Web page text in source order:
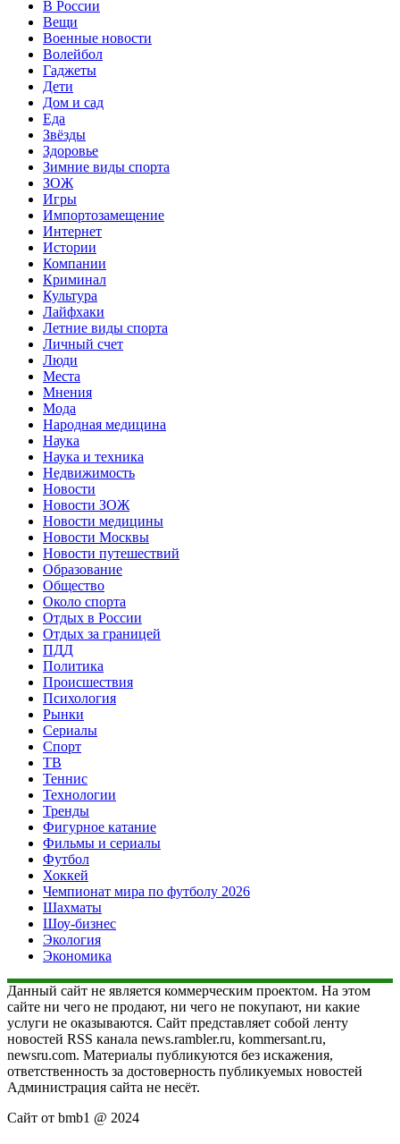
В России
Вещи
Военные новости
Волейбол
Гаджеты
Дети
Дом и сад
Еда
Звёзды
Здоровье
Зимние виды спорта
ЗОЖ
Игры
Импортозамещение
Интернет
Истории
Компании
Криминал
Культура
Лайфхаки
Летние виды спорта
Личный счет
Люди
Места
Мнения
Мода
Народная медицина
Наука
Наука и техника
Недвижимость
Новости
Новости ЗОЖ
Новости медицины
Новости Москвы
Новости путешествий
Образование
Общество
Около спорта
Отдых в России
Отдых за границей
ПДД
Политика
Происшествия
Психология
Рынки
Сериалы
Спорт
ТВ
Теннис
Технологии
Тренды
Фигурное катание
Фильмы и сериалы
Футбол
Хоккей
Чемпионат мира по футболу 2026
Шахматы
Шоу-бизнес
Экология
Экономика
Данный сайт не является коммерческим проектом. На этом
сайте ни чего не продают, ни чего не покупают, ни какие
услуги не оказываются. Сайт представляет собой ленту
новостей RSS канала news.rambler.ru, kommersant.ru,
newsru.com. Материалы публикуются без искажения,
ответственность за достоверность публикуемых новостей
Администрация сайта не несёт.
Сайт от bmb1 @ 2024